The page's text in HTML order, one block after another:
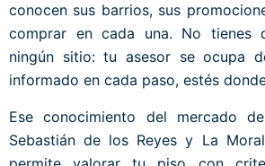
conocen sus barrios, sus
comprar en cada una. No tienes
ningún sitio: tu asesor se ocupa
informado en cada paso, estés
Ese conocimiento del mercado
Sebastián de los Reyes y La